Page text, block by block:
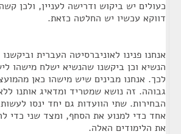
כעולים יש ביקוש ודרישה לעניין, ולכן
דווקא עכשיו יש החלטה כזאת.
אנחנו פנינו לאוניברסיטה העברית
הנשיא וכן ביקשנו שהנשיא ישלח מישהו
לכך. אנחנו מבינים שיש מישהו כאן
גבוהה. זה נושא שמטריד ומדאיג אותנו
הבחירות. שתי הוועדות גם יחד ינסו
אחד כדי למנוע את הסחף, ומצד שני כדי
את הלימודים האלה.